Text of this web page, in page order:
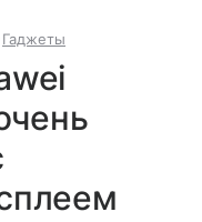
Гаджеты